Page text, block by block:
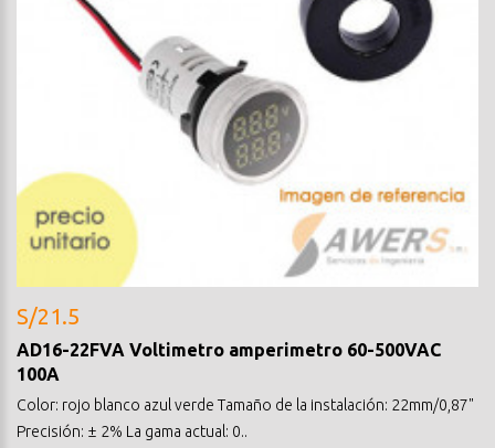
S/21.5
AD16-22FVA Voltimetro amperimetro 60-500VAC
100A
Color: rojo blanco azul verde Tamaño de la instalación: 22mm/0,87"
Precisión: ± 2% La gama actual: 0..